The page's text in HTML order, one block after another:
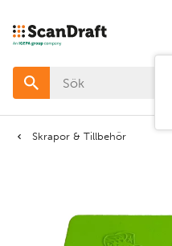
Skrapor & Tillbehör
Filter
Färg